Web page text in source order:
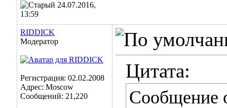
24.07.2016,
13:59
RIDDICK
Модератор
Регистрация: 02.02.2008
Адрес: Moscow
Сообщений: 21,220
Цитата:
Сообщение